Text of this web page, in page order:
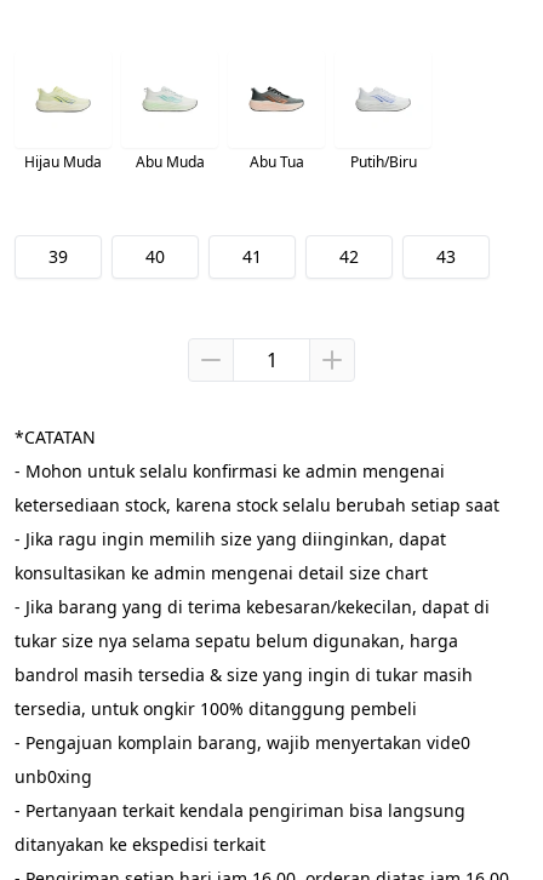
Hijau Muda Abu Muda Abu Tua Putih/Biru
39 40 41 42 43
*CATATAN
- Mohon untuk selalu konfirmasi ke admin mengenai
ketersediaan stock, karena stock selalu berubah setiap saat
- Jika ragu ingin memilih size yang diinginkan, dapat
konsultasikan ke admin mengenai detail size chart
- Jika barang yang di terima kebesaran/kekecilan, dapat di
tukar size nya selama sepatu belum digunakan, harga
bandrol masih tersedia & size yang ingin di tukar masih
tersedia, untuk ongkir 100% ditanggung pembeli
- Pengajuan komplain barang, wajib menyertakan vide0
unb0xing
- Pertanyaan terkait kendala pengiriman bisa langsung
ditanyakan ke ekspedisi terkait